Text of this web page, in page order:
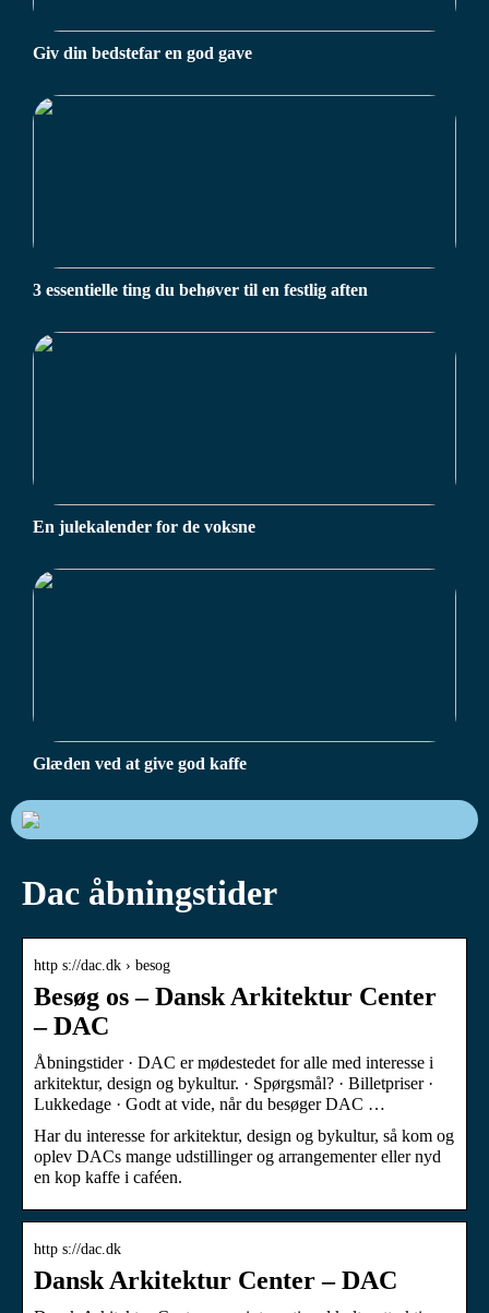
Giv din bedstefar en god gave
3 essentielle ting du behøver til en festlig aften
En julekalender for de voksne
Glæden ved at give god kaffe
Dac åbningstider
http s://dac.dk › besog
Besøg os – Dansk Arkitektur Center
– DAC
Åbningstider · DAC er mødestedet for alle med interesse i
arkitektur, design og bykultur. · Spørgsmål? · Billetpriser ·
Lukkedage · Godt at vide, når du besøger DAC …
Har du interesse for arkitektur, design og bykultur, så kom og
oplev DACs mange udstillinger og arrangementer eller nyd
en kop kaffe i caféen.
http s://dac.dk
Dansk Arkitektur Center – DAC